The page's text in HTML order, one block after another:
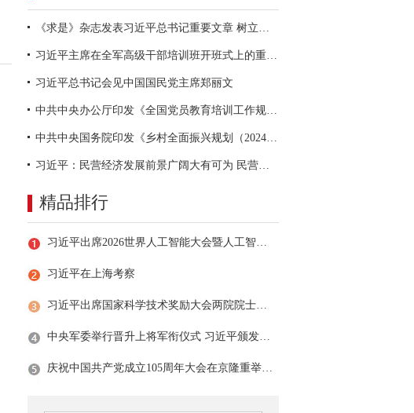
《求是》杂志发表习近平总书记重要文章 树立和践行正确政绩观
习近平主席在全军高级干部培训班开班式上的重要讲话引领全军开展思想整风、深化政治整训
习近平总书记会见中国国民党主席郑丽文
中共中央办公厅印发《全国党员教育培训工作规划（2024－2028年）》
中共中央国务院印发《乡村全面振兴规划（2024—2027年）》
习近平：民营经济发展前景广阔大有可为 民营企业和民营企业家大显身手正当其时
精品排行
习近平出席2026世界人工智能大会暨人工智能全球治理高级别会议开幕式并发表主旨讲话
习近平在上海考察
习近平出席国家科学技术奖励大会两院院士大会中国科协第十一次全国代表大会并发表重要讲话
中央军委举行晋升上将军衔仪式 习近平颁发命令状并向晋衔的军官表示祝贺
庆祝中国共产党成立105周年大会在京隆重举行 习近平发表重要讲话